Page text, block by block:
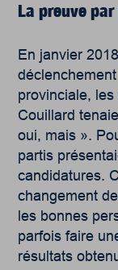
La preuve par
En janvier
provinciale,
Couillard
oui, mais ».
partis
candidatures.
changement
les bonnes
parfois faire
résultats